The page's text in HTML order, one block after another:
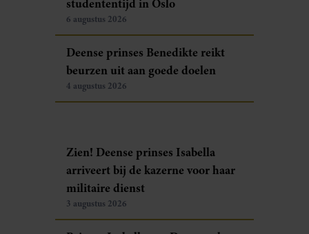
studententijd in Oslo
6 augustus 2026
Deense prinses Benedikte reikt
beurzen uit aan goede doelen
4 augustus 2026
Zien! Deense prinses Isabella
arriveert bij de kazerne voor haar
militaire dienst
3 augustus 2026